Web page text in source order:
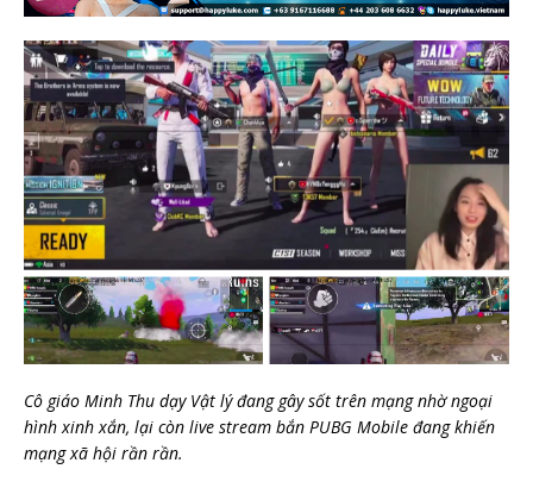
Cô giáo Minh Thu dạy Vật lý đang gây sốt trên mạng nhờ ngoại
hình xinh xắn, lại còn live stream bắn PUBG Mobile đang khiến
mạng xã hội rần rần.